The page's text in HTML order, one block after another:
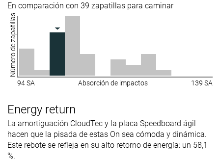
suela
Acolchado de
la lengüeta
Muy fina
Lengüeta: tipo
de refuerzo
Ninguno
Ambos lados
(completo)
Collapsible
✗
Material -
Ranking #32 11% inferior #1 Top 3% #24 33%
Popularity #32 11% inferior #14 Top 39% #21 41%
En comparación con 39 zapatillas para caminar
Número de zapatillas
94 SA Absorción de impactos 139 SA
Energy return
La amortiguación CloudTec y la placa Speedboard ágil
hacen que la pisada de estas On sea cómoda y dinámica.
Este rebote se refleja en su alto retorno de energía: un 58,1
%.